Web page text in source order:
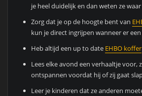
je heel duidelijk en dan weten ze
Zorg dat je op de hoogte bent van
kun je direct ingrijpen wanneer er
Heb altijd een up to date EHBO koffer
Lees elke avond een verhaaltje voor,
ontspannen voordat hij of zij gaat
Leer je kinderen dat ze anderen